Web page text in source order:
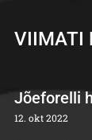
VIIMATI
Jõeforelli
12. okt 2022